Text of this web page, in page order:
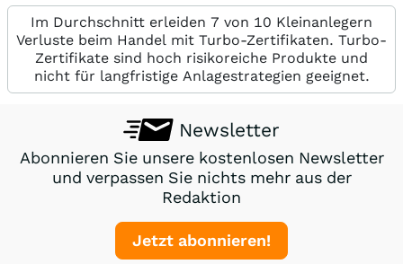
Im Durchschnitt erleiden 7 von 10 Kleinanlegern
Verluste beim Handel mit Turbo-Zertifikaten. Turbo-
Zertifikate sind hoch risikoreiche Produkte und
nicht für langfristige Anlagestrategien geeignet.
Newsletter
Abonnieren Sie unsere kostenlosen Newsletter
und verpassen Sie nichts mehr aus der
Redaktion
Jetzt abonnieren!